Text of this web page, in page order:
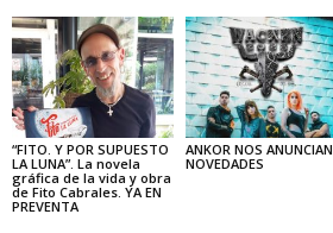
“FITO. Y POR SUPUESTO
LA LUNA”. La novela
gráfica de la vida y obra
de Fito Cabrales. YA EN
PREVENTA
ANKOR NOS ANUNCIAN
NOVEDADES